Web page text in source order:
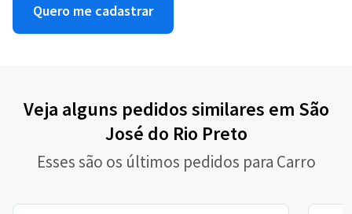
Quero me cadastrar
Veja alguns pedidos similares em São
José do Rio Preto
Esses são os últimos pedidos para Carro